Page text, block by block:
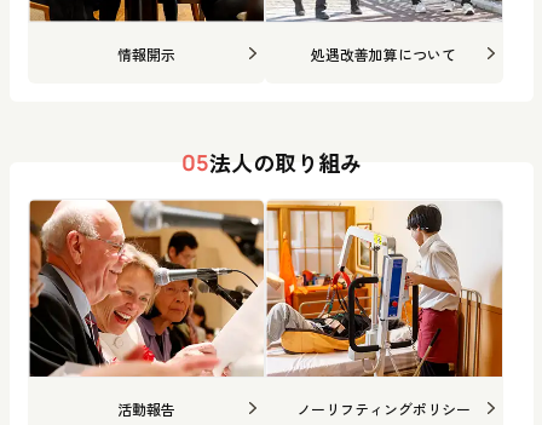
情報開示 処遇改善加算について
05法人の取り組み
活動報告 ノーリフティングポリシー